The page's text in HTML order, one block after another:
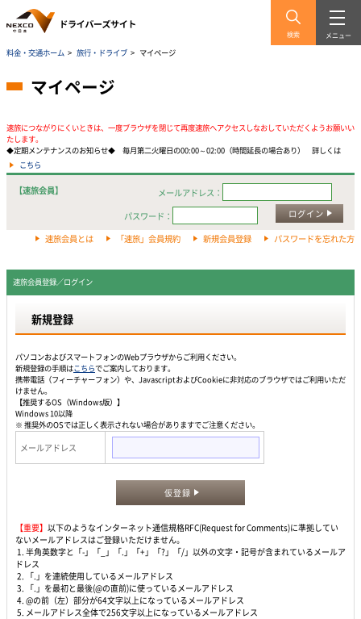
検索 メニュー
料金・交通ホーム > 旅行・ドライブ > マイページ
マイページ
速旅につながりにくいときは、一度ブラウザを閉じて再度速旅へアクセスしなおしていただくようお願いい
たします。
◆定期メンテナンスのお知らせ◆ 毎月第二火曜日の00:00～02:00（時間延長の場合あり） 詳しくは
こちら
【速旅会員】
メールアドレス：
パスワード：
ログイン
速旅会員とは 「速旅」会員規約 新規会員登録 パスワードを忘れた方
速旅会員登録／ログイン
新規登録
パソコンおよびスマートフォンのWebプラウザからご利用ください。
新規登録の手順はこちらでご案内しております。
携帯電話（フィーチャーフォン）や、JavascriptおよびCookieに非対応のブラウザではご利用いただ
けません。
【推奨するOS（Windows版）】
Windows 10以降
※ 推奨外のOSでは正しく表示されない場合がありますでご注意ください。
メールアドレス
仮登録
【重要】 以下のようなインターネット通信規格RFC(Request for Comments)に準拠してい
ないメールアドレスはご登録いただけません。
1. 半角英数字と「-」「_」「.」「+」「?」「/」以外の文字・記号が含まれているメールア
ドレス
2. 「.」を連続使用しているメールアドレス
3. 「.」を最初と最後(@の直前)に使っているメールアドレス
4. @の前（左）部分が64文字以上になっているメールアドレス
5. メールアドレス全体で256文字以上になっているメールアドレス